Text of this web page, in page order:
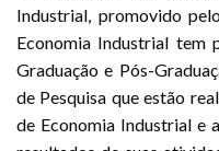
Industrial, promovido
Economia Industrial tem
Graduação e Pós-
de Pesquisa que estão
de Economia Industrial e